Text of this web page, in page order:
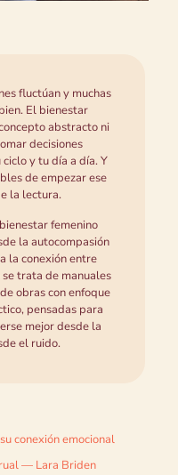
fluctúan y muchas
El bienestar
abstracto ni
decisiones
y tu día a día. Y
de empezar ese
la lectura.
femenino
la autocompasión
la conexión entre
trata de manuales
obras con enfoque
pensadas para
mejor desde la
el ruido.
conexión emocional
— Lara Briden